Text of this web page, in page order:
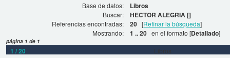
Base de datos: Libros
Buscar: HECTOR ALEGRIA []
Referencias encontradas: 20 [Refinar la búsqueda]
Mostrando:
1 .. 20 en el formato [Detallado]
página 1 de 1
1 / 20 Libros